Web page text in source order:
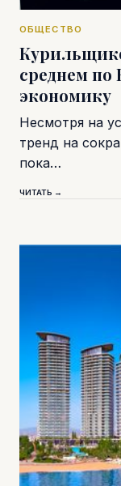
ОБЩЕСТВО
среднем по
экономику
Несмотря на
тренд на
пока…
ЧИТАТЬ →